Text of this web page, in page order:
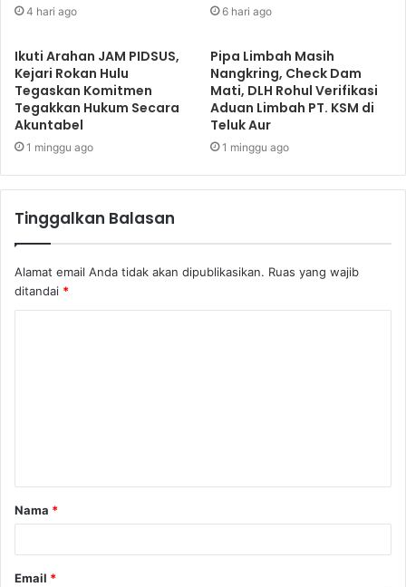
4 hari ago 6 hari ago
Ikuti Arahan JAM PIDSUS,
Kejari Rokan Hulu
Tegaskan Komitmen
Tegakkan Hukum Secara
Akuntabel
1 minggu ago
Pipa Limbah Masih
Nangkring, Check Dam
Mati, DLH Rohul Verifikasi
Aduan Limbah PT. KSM di
Teluk Aur
1 minggu ago
Tinggalkan Balasan
Alamat email Anda tidak akan dipublikasikan. Ruas yang wajib
ditandai *
Nama *
Email *